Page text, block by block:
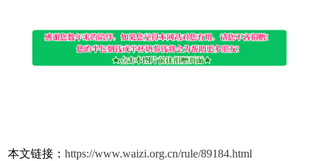
本文链接：https://www.waizi.org.cn/rule/89184.html